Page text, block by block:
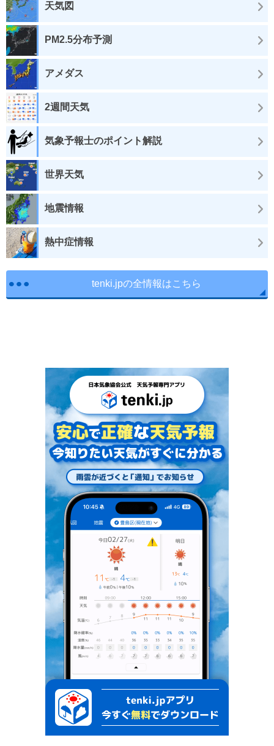
天気図
PM2.5分布予測
アメダス
2週間天気
気象予報士のポイント解説
世界天気
地震情報
熱中症情報
tenki.jpの全情報はこちら